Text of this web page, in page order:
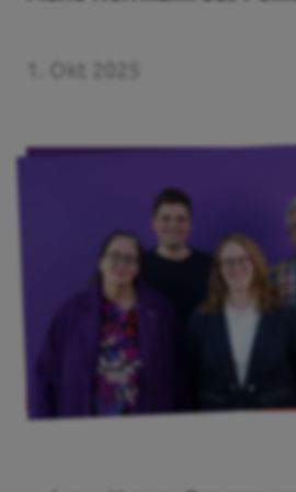
Mache bei uns mit!
Deine Spende für Volt!
Pressemitteilungen
Ergebnis BTW 2025
1. Okt 2025